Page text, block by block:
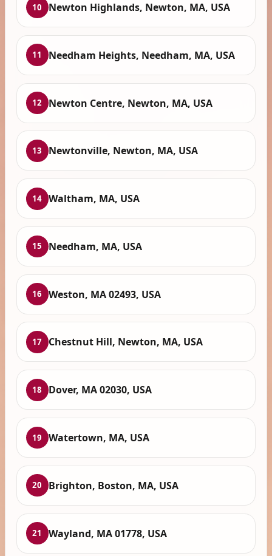
10 Newton Highlands, Newton, MA, USA
11 Needham Heights, Needham, MA, USA
12 Newton Centre, Newton, MA, USA
13 Newtonville, Newton, MA, USA
14 Waltham, MA, USA
15 Needham, MA, USA
16 Weston, MA 02493, USA
17 Chestnut Hill, Newton, MA, USA
18 Dover, MA 02030, USA
19 Watertown, MA, USA
20 Brighton, Boston, MA, USA
21 Wayland, MA 01778, USA